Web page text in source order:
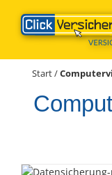
Inhalt
springen
Start/